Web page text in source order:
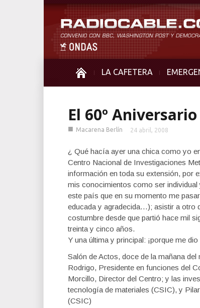
LA CAFETERA
El 60º
■ Macarena Berlín 24 abril, 2008
¿ Qué hacía ayer una chica como yo
Centro Nacional de Investigaciones
información en toda su extensión, por
mis conocimientos como ser
este país que en su momento me
educada y agradecida…); asistir a otro
costumbre desde que partió hace mil
treinta y cinco años.
Y una última y principal: ¡porque me
Salón de Actos, doce de la mañana
Rodrigo, Presidente en funciones del
Morcillo, Director del Centro; y las
tecnología de materiales (CSIC), y
(CSIC)